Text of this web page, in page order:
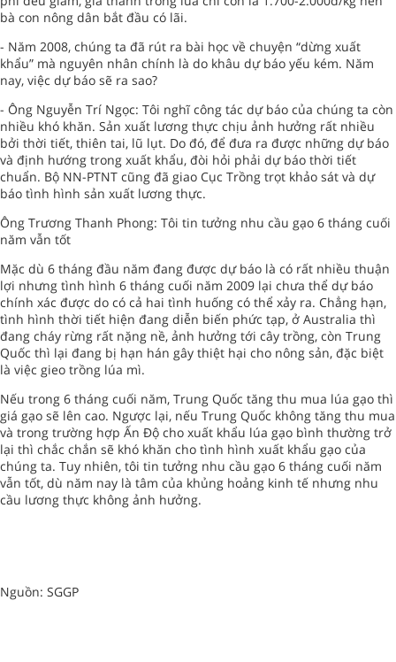
bà con nông dân bắt đầu có lãi.
- Năm 2008, chúng ta đã rút ra bài học về chuyện “dừng xuất
khẩu” mà nguyên nhân chính là do khâu dự báo yếu kém. Năm
nay, việc dự báo sẽ ra sao?
- Ông Nguyễn Trí Ngọc: Tôi nghĩ công tác dự báo của chúng ta còn
nhiều khó khăn. Sản xuất lương thực chịu ảnh hưởng rất nhiều
bởi thời tiết, thiên tai, lũ lụt. Do đó, để đưa ra được những dự báo
và định hướng trong xuất khẩu, đòi hỏi phải dự báo thời tiết
chuẩn. Bộ NN-PTNT cũng đã giao Cục Trồng trọt khảo sát và dự
báo tình hình sản xuất lương thực.
Ông Trương Thanh Phong: Tôi tin tưởng nhu cầu gạo 6 tháng cuối
năm vẫn tốt
Mặc dù 6 tháng đầu năm đang được dự báo là có rất nhiều thuận
lợi nhưng tình hình 6 tháng cuối năm 2009 lại chưa thể dự báo
chính xác được do có cả hai tình huống có thể xảy ra. Chẳng hạn,
tình hình thời tiết hiện đang diễn biến phức tạp, ở Australia thì
đang cháy rừng rất nặng nề, ảnh hưởng tới cây trồng, còn Trung
Quốc thì lại đang bị hạn hán gây thiệt hại cho nông sản, đặc biệt
là việc gieo trồng lúa mì.
Nếu trong 6 tháng cuối năm, Trung Quốc tăng thu mua lúa gạo thì
giá gạo sẽ lên cao. Ngược lại, nếu Trung Quốc không tăng thu mua
và trong trường hợp Ấn Độ cho xuất khẩu lúa gạo bình thường trở
lại thì chắc chắn sẽ khó khăn cho tình hình xuất khẩu gạo của
chúng ta. Tuy nhiên, tôi tin tưởng nhu cầu gạo 6 tháng cuối năm
vẫn tốt, dù năm nay là tâm của khủng hoảng kinh tế nhưng nhu
cầu lương thực không ảnh hưởng.
Nguồn: SGGP